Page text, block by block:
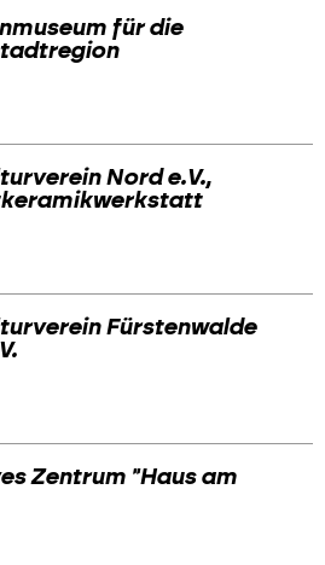
für die
Nord e.V.,
Fürstenwalde
Zentrum "Haus am